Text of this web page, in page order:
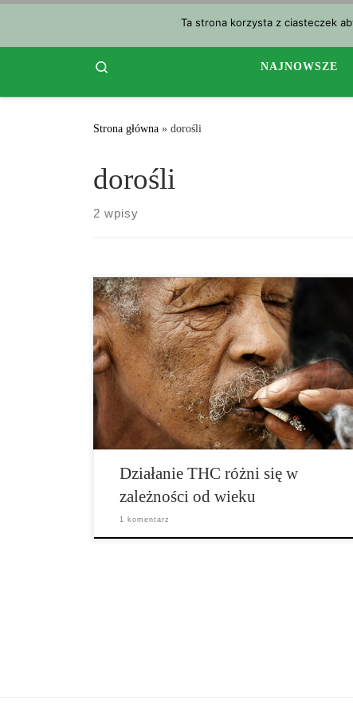
NAJNOWSZE
Strona główna » dorośli
dorośli
2 wpisy
Jak się okazuje działanie THC różni się w zależności
od wieku osoby, która je przyjmuje. Jednak badania na
ludziach są mocno ograniczone. • Zaskakująco, leki
zawierające pochodne cannabis mogą okazać się
bezpiecznymi i skutecznymi metodami leczenia
Cannabis nie jest […]
Działanie THC różni się w
zależności od wieku
1 komentarz
Ta strona korzysta z ciasteczek